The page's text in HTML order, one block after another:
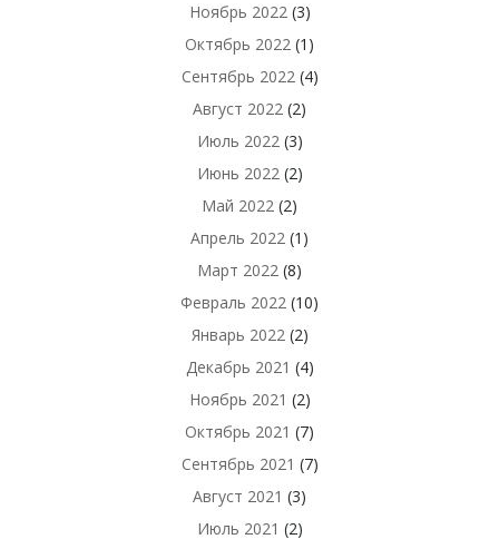
Ноябрь 2022(3)
Октябрь 2022 (1)
Сентябрь 2022(4)
Август 2022 (2)
Июль 2022(3)
Июнь 2022(2)
Май 2022 (2)
Апрель 2022 (1)
Март 2022 (8)
Февраль 2022 (10)
Январь 2022(2)
Декабрь 2021 (4)
Ноябрь 2021 (2)
Октябрь 2021 (7)
Сентябрь 2021 (7)
Август 2021 (3)
Июль 2021 (2)